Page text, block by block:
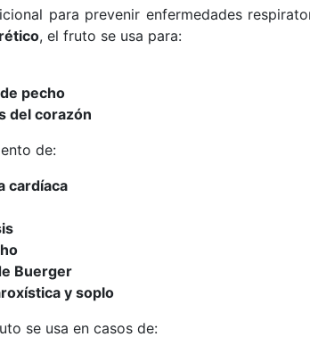
para prevenir enfermedades
, el fruto se usa para:
pecho
del corazón
de:
cardíaca
Buerger
y soplo
se usa en casos de: